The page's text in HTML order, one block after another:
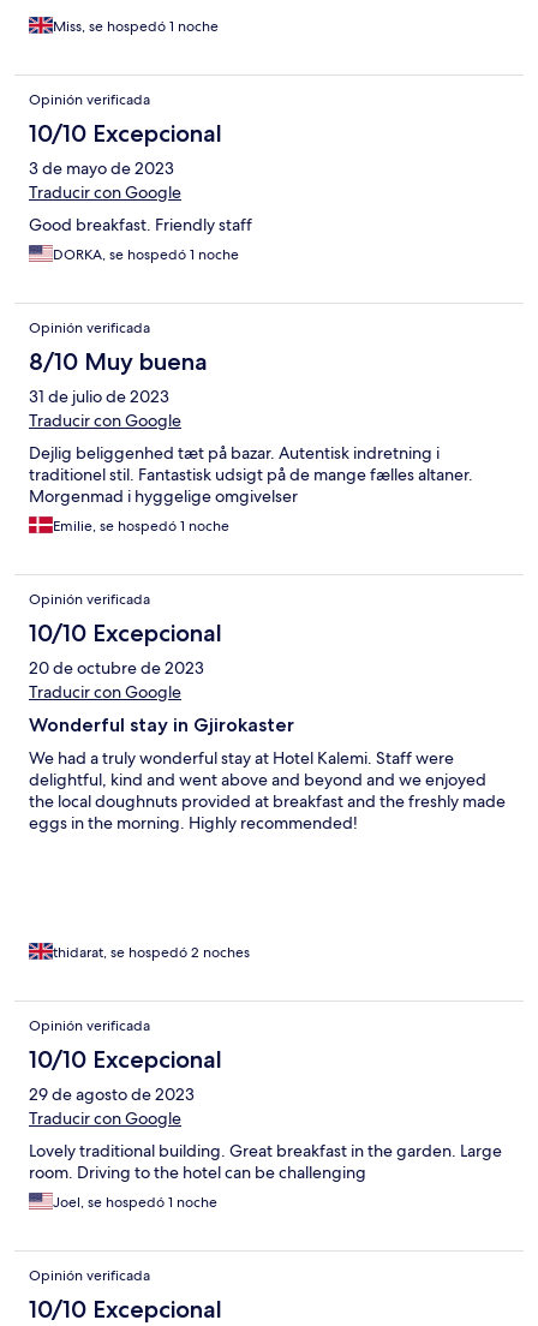
Miss, se hospedó 1 noche
Opinión verificada
10/10 Excepcional
3 de mayo de 2023
Traducir con Google
Good breakfast. Friendly staff
DORKA, se hospedó 1 noche
Opinión verificada
8/10 Muy buena
31 de julio de 2023
Traducir con Google
Dejlig beliggenhed tæt på bazar. Autentisk indretning i
traditionel stil. Fantastisk udsigt på de mange fælles altaner.
Morgenmad i hyggelige omgivelser
Emilie, se hospedó 1 noche
Opinión verificada
10/10 Excepcional
20 de octubre de 2023
Traducir con Google
Wonderful stay in Gjirokaster
We had a truly wonderful stay at Hotel Kalemi. Staff were
delightful, kind and went above and beyond and we enjoyed
the local doughnuts provided at breakfast and the freshly made
eggs in the morning. Highly recommended!
thidarat, se hospedó 2 noches
Opinión verificada
10/10 Excepcional
29 de agosto de 2023
Traducir con Google
Lovely traditional building. Great breakfast in the garden. Large
room. Driving to the hotel can be challenging
Joel, se hospedó 1 noche
Opinión verificada
10/10 Excepcional